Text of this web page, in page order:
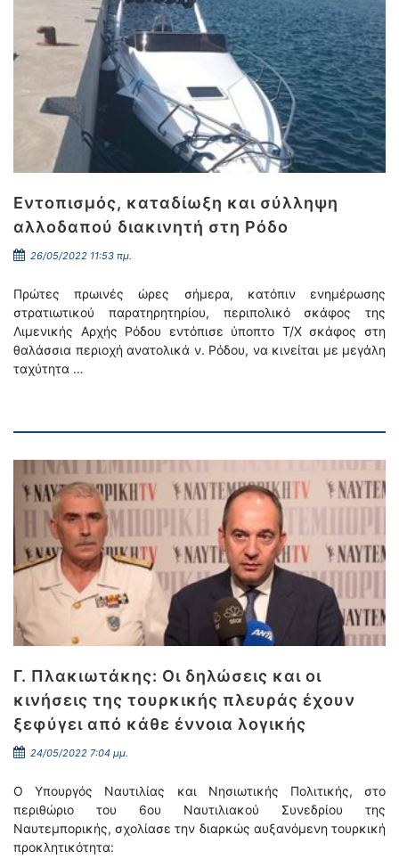
Εντοπισμός, καταδίωξη και σύλληψη
αλλοδαπού διακινητή στη Ρόδο
26/05/2022 11:53 πμ.
Πρώτες πρωινές ώρες σήμερα, κατόπιν ενημέρωσης
στρατιωτικού παρατηρητηρίου, περιπολικό σκάφος της
Λιμενικής Αρχής Ρόδου εντόπισε ύποπτο Τ/Χ σκάφος στη
θαλάσσια περιοχή ανατολικά ν. Ρόδου, να κινείται με μεγάλη
ταχύτητα …
Γ. Πλακιωτάκης: Οι δηλώσεις και οι
κινήσεις της τουρκικής πλευράς έχουν
ξεφύγει από κάθε έννοια λογικής
24/05/2022 7:04 μμ.
Ο Υπουργός Ναυτιλίας και Νησιωτικής Πολιτικής, στο
περιθώριο του 6ου Ναυτιλιακού Συνεδρίου της
Ναυτεμπορικής, σχολίασε την διαρκώς αυξανόμενη τουρκική
προκλητικότητα: